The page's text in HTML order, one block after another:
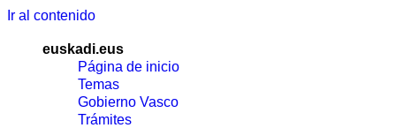
Ir al contenido
euskadi.eus
Página de inicio
Temas
Gobierno Vasco
Trámites